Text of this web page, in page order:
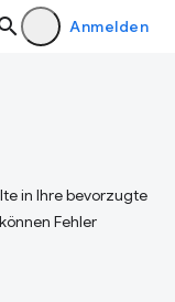
Anmelden
in Ihre bevorzugte
Fehler